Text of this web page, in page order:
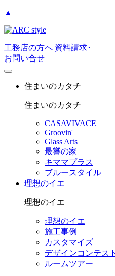
▲
工務店の方へ 資料請求･
お問い合せ
住まいのカタチ
住まいのカタチ
CASAVIVACE
Groovin'
Glass Arts
最響の家
キママプラス
ブルースタイル
理想のイエ
理想のイエ
理想のイエ
施工事例
カスタマイズ
デザインコンテスト
ルームツアー